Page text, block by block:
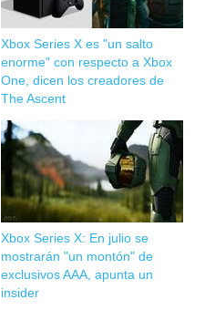
Xbox Series X es "un salto
enorme" con respecto a Xbox
One, dicen los creadores de
The Ascent
Xbox Series X: En julio se
mostrarán "un montón" de
exclusivos AAA, apunta un
insider